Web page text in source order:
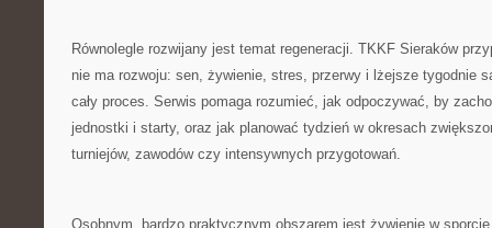
Równolegle rozwijany jest temat regeneracji. TKKF Sieraków
nie ma rozwoju: sen, żywienie, stres, przerwy i lżejsze tygodnie
cały proces. Serwis pomaga rozumieć, jak odpoczywać, by
jednostki i starty, oraz jak planować tydzień w okresach
turniejów, zawodów czy intensywnych przygotowań.
Osobnym, bardzo praktycznym obszarem jest żywienie w